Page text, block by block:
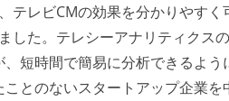
テレビCMの効果を分かりやす
した。テレシーアナリティクス
短時間で簡易に分析できるよう
とのないスタートアップ企業